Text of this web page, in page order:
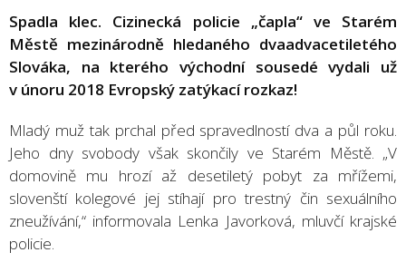
Spadla klec. Cizinecká policie „čapla“ ve Starém
Městě mezinárodně hledaného dvaadvacetiletého
Slováka, na kterého východní sousedé vydali už
v únoru 2018 Evropský zatýkací rozkaz!
Mladý muž tak prchal před spravedlností dva a půl roku.
Jeho dny svobody však skončily ve Starém Městě. „V
domovině mu hrozí až desetiletý pobyt za mřížemi,
slovenští kolegové jej stíhají pro trestný čin sexuálního
zneužívání,“ informovala Lenka Javorková, mluvčí krajské
policie.